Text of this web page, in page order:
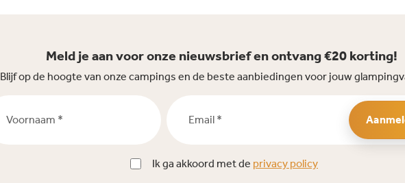
Meld je aan voor onze nieuwsbrief en ontvang €20 korting!
Blijf op de hoogte van onze campings en de beste aanbiedingen voor jouw
Ik ga akkoord met de privacy policy